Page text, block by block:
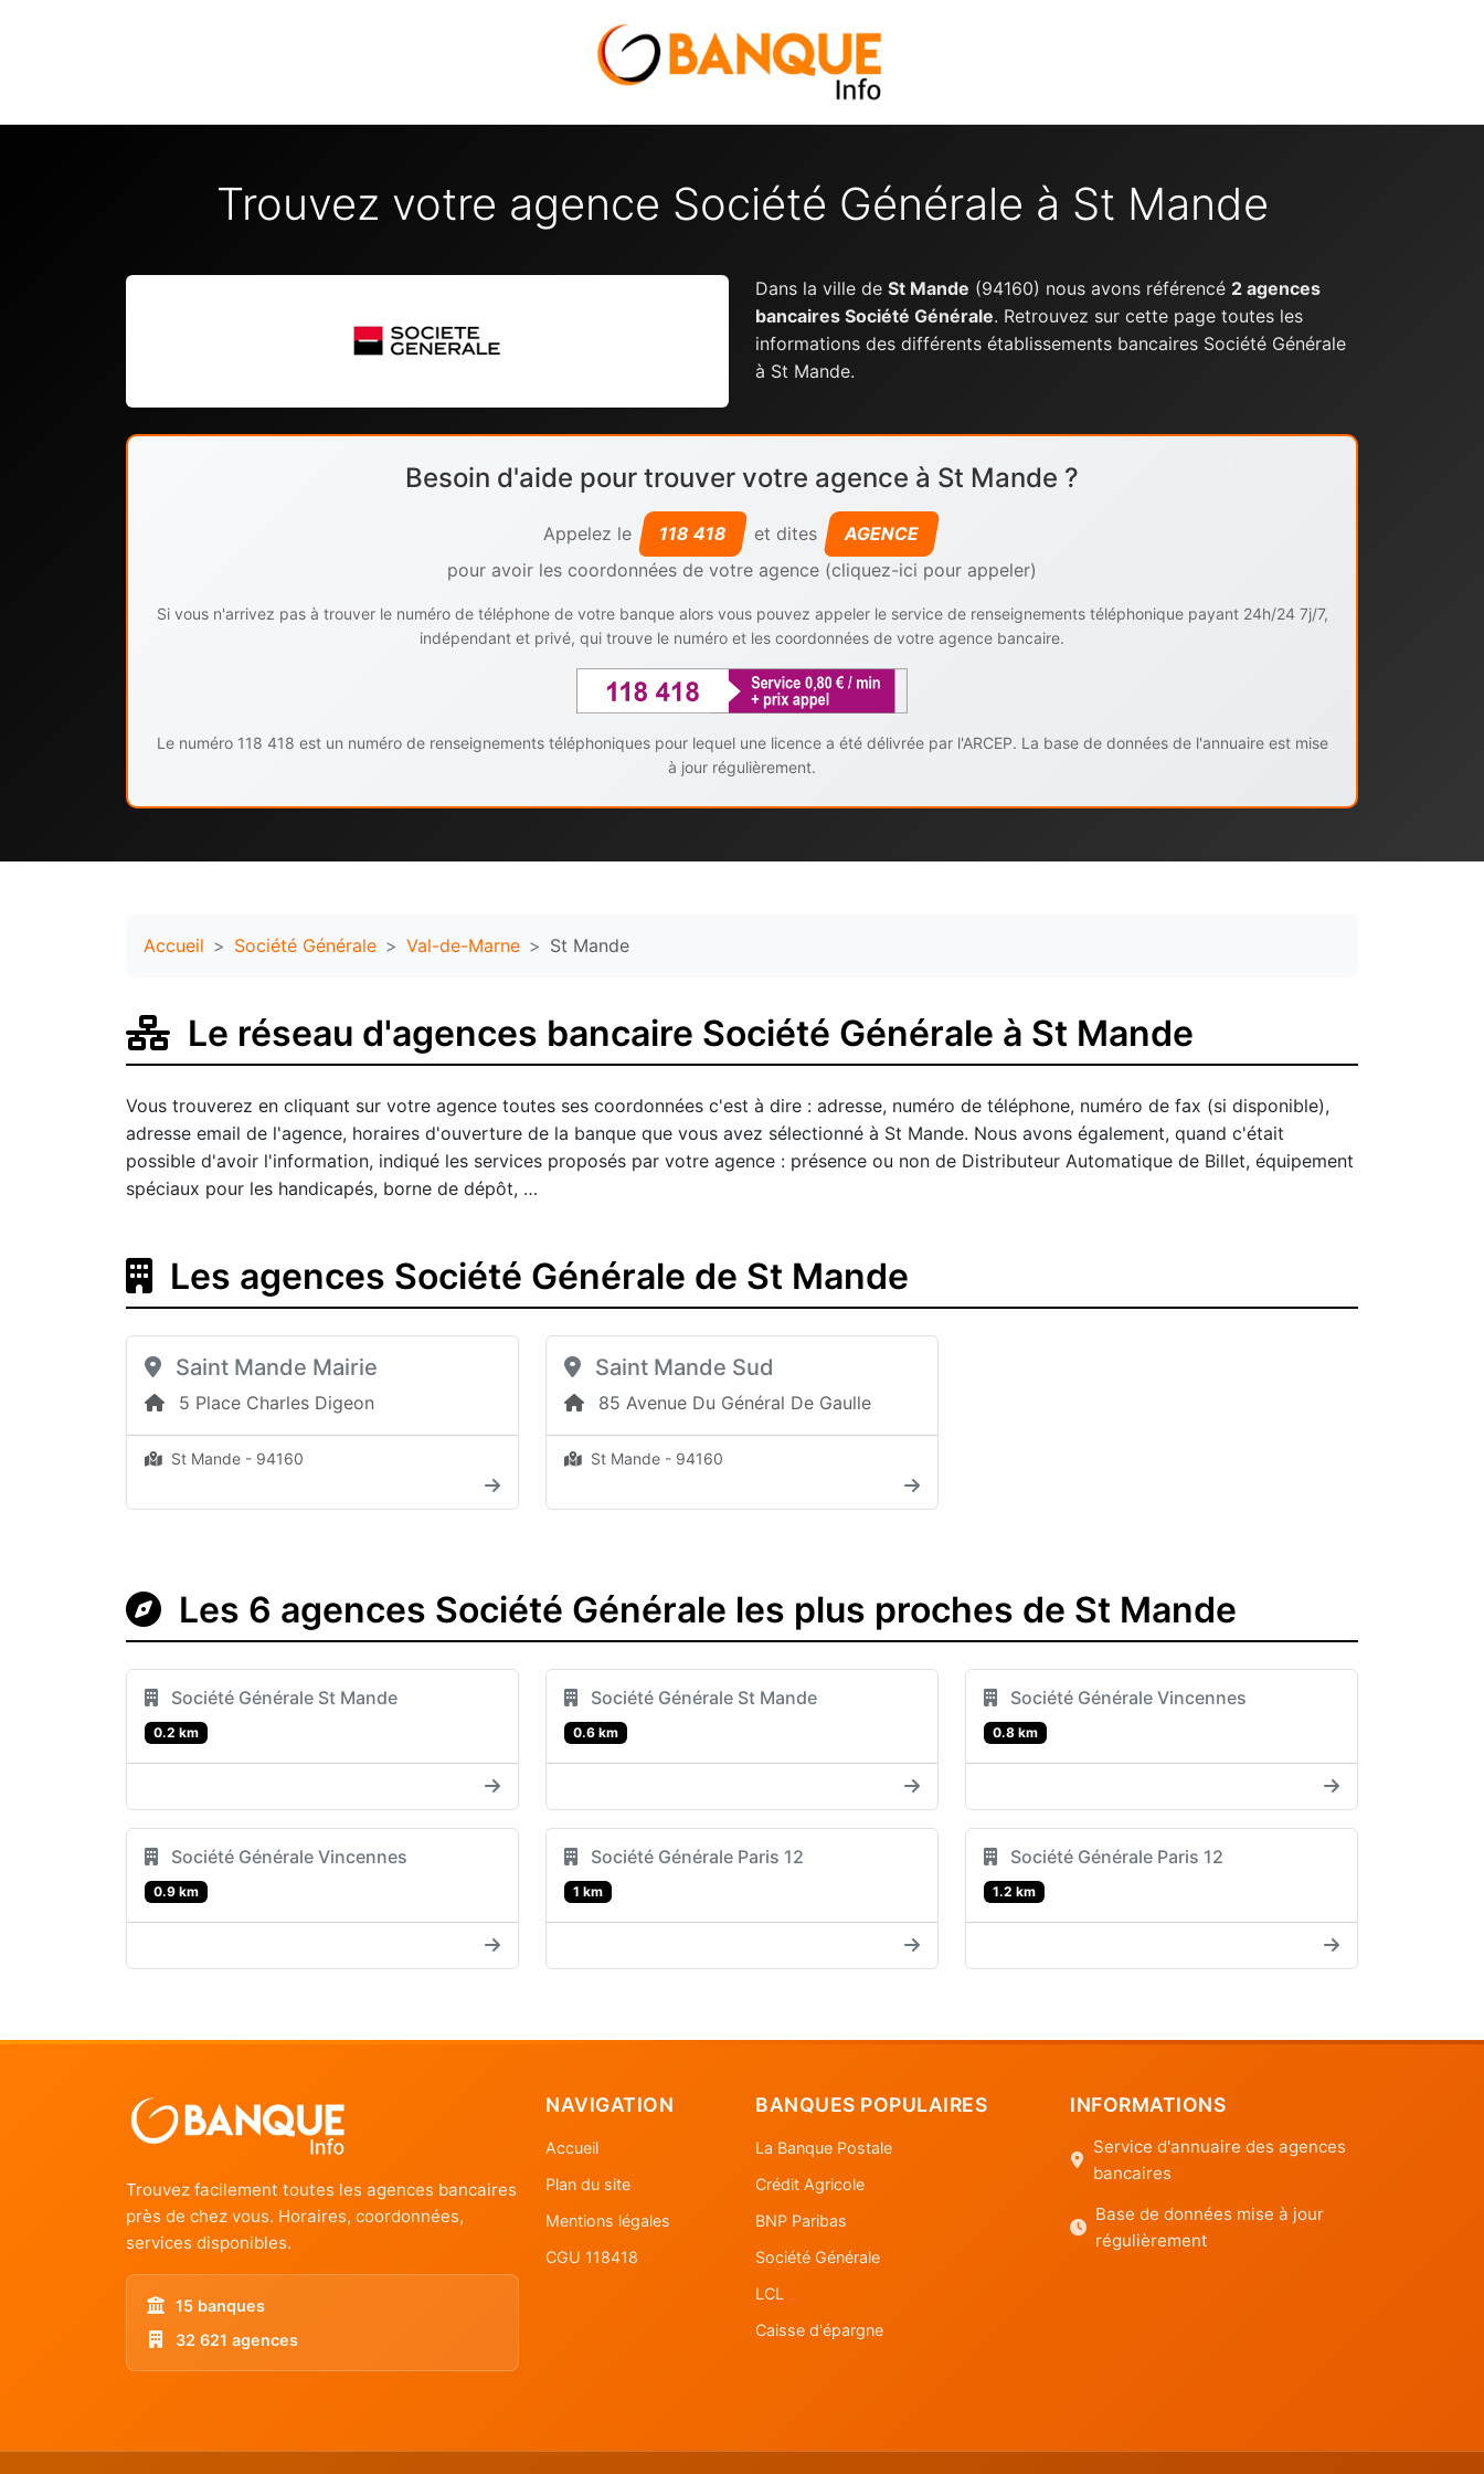
Trouvez votre agence Société Générale à St Mande
Dans la ville de St Mande (94160) nous avons référencé 2 agences
bancaires Société Générale. Retrouvez sur cette page toutes les
informations des différents établissements bancaires Société Générale
à St Mande.
Besoin d'aide pour trouver votre agence à St Mande ?
Appelez le 118 418 et dites
AGENCE
pour avoir les coordonnées de votre agence (cliquez-ici pour appeler)
Si vous n'arrivez pas à trouver le numéro de téléphone de votre banque alors vous pouvez appeler le service de renseignements téléphonique payant 24h/24 7j/7,
indépendant et privé, qui trouve le numéro et les coordonnées de votre agence bancaire.
Le numéro 118 418 est un numéro de renseignements téléphoniques pour lequel une licence a été délivrée par l'ARCEP. La base de données de l'annuaire est mise
à jour régulièrement.
Accueil Société Générale Val-de-Marne St Mande
Le réseau d'agences bancaire Société Générale à St Mande
Vous trouverez en cliquant sur votre agence toutes ses coordonnées c'est à dire : adresse, numéro de téléphone, numéro de fax (si disponible),
adresse email de l'agence, horaires d'ouverture de la banque que vous avez sélectionné à St Mande. Nous avons également, quand c'était
possible d'avoir l'information, indiqué les services proposés par votre agence : présence ou non de Distributeur Automatique de Billet, équipement
spéciaux pour les handicapés, borne de dépôt, …
Les agences Société Générale de St Mande
Saint Mande Mairie
5 Place Charles Digeon
St Mande - 94160
Saint Mande Sud
85 Avenue Du Général De Gaulle
St Mande - 94160
Les 6 agences Société Générale les plus proches de St Mande
Société Générale St Mande
0.2 km
Société Générale St Mande
0.6 km
Société Générale Vincennes
0.8 km
Société Générale Vincennes
0.9 km
Société Générale Paris 12
1 km
Société Générale Paris 12
1.2 km
Trouvez facilement toutes les agences bancaires
près de chez vous. Horaires, coordonnées,
services disponibles.
15 banques
32 621 agences
NAVIGATION
Accueil
Plan du site
Mentions légales
CGU 118418
BANQUES POPULAIRES
La Banque Postale
Crédit Agricole
BNP Paribas
Société Générale
LCL
Caisse d'épargne
INFORMATIONS
Service d'annuaire des agences
bancaires
Base de données mise à jour
régulièrement